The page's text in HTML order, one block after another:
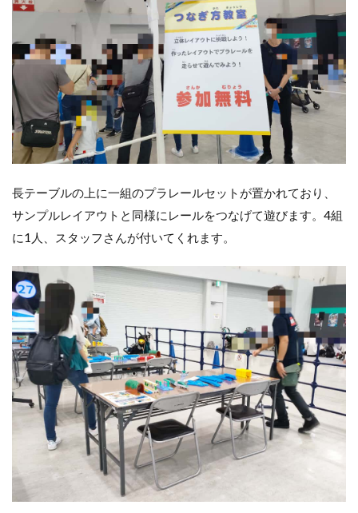
長テーブルの上に一組のプラレールセットが置かれており、
サンプルレイアウトと同様にレールをつなげて遊びます。4組
に1人、スタッフさんが付いてくれます。